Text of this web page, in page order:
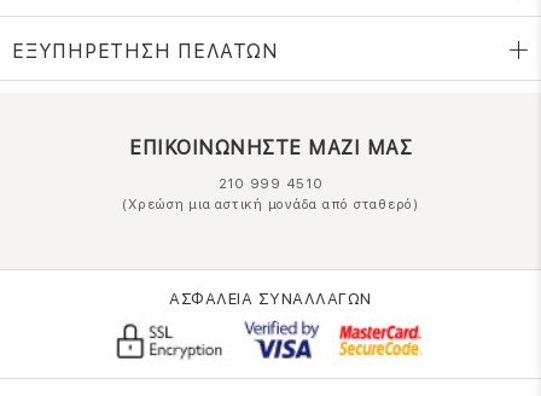
ΕΞΥΠΗΡΕΤΗΣΗ ΠΕΛΑΤΩΝ
ΕΠΙΚΟΙΝΩΝΗΣΤΕ ΜΑΖΙ ΜΑΣ
210 999 4510
(Χρεώση μια αστική μονάδα από σταθερό)
ΑΣΦΑΛΕΙΑ ΣΥΝΑΛΛΑΓΩΝ